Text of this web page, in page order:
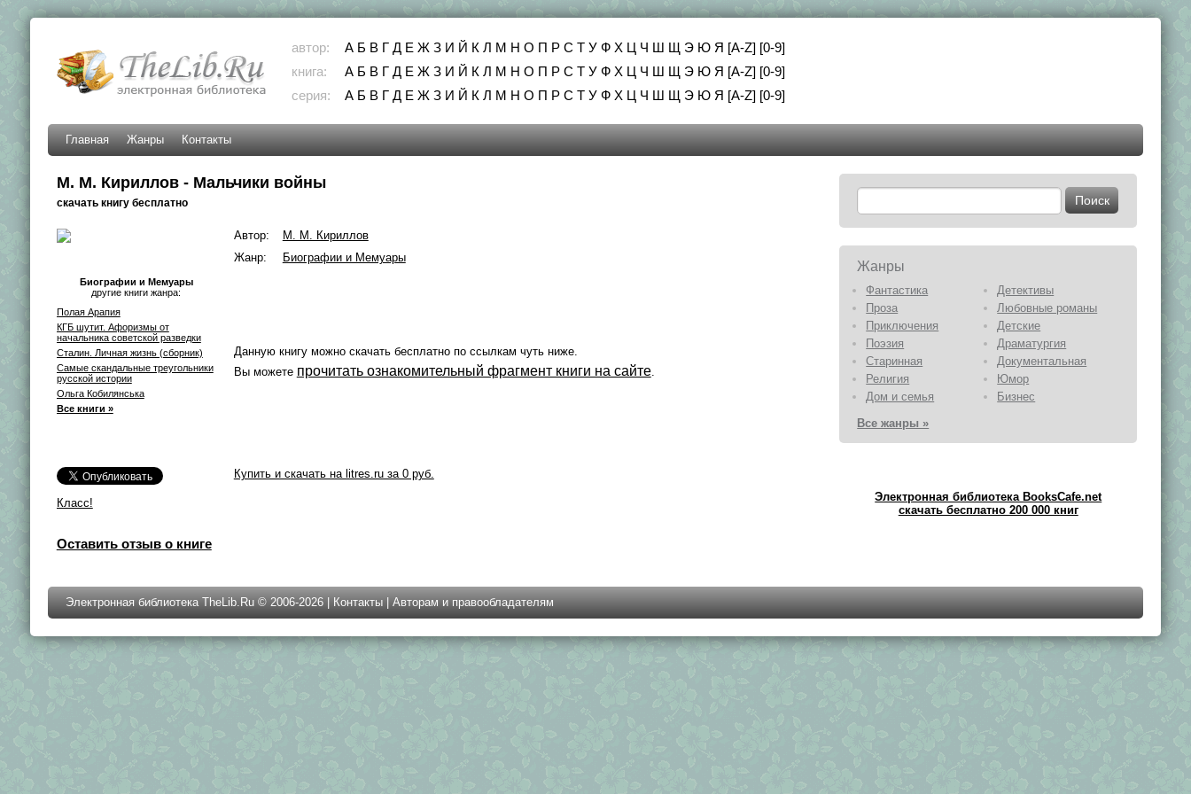
автор: А Б В Г Д Е Ж З И Й К Л М Н О П Р С Т У Ф Х Ц Ч Ш Щ Э Ю Я [A-Z] [0-9]
книга:
А Б В Г Д Е Ж З И Й К Л М Н О П Р С Т У Ф Х Ц Ч Ш Щ Э Ю Я [A-Z] [0-9]
серия:
А Б В Г Д Е Ж З И Й К Л М Н О П Р С Т У Ф Х Ц Ч Ш Щ Э Ю Я [A-Z] [0-9]
Главная Жанры Контакты
М. М. Кириллов - Мальчики войны
скачать книгу бесплатно
Биографии и Мемуары
другие книги жанра:
Полая Арапия
КГБ шутит. Афоризмы от
начальника советской разведки
Сталин. Личная жизнь (сборник)
Самые скандальные треугольники
русской истории
Ольга Кобилянська
Все книги »
Класс!
Автор:
М. М. Кириллов
Жанр:
Биографии и Мемуары
Данную книгу можно скачать бесплатно по ссылкам чуть ниже.
Вы можете прочитать ознакомительный фрагмент книги на сайте.
Купить и скачать на litres.ru за 0 руб.
Оставить отзыв о книге
Жанры
Фантастика
Детективы
Проза
Любовные романы
Приключения
Детские
Поэзия
Драматургия
Старинная
Документальная
Религия
Юмор
Дом и семья
Бизнес
Все жанры »
Электронная библиотека BooksCafe.net
скачать бесплатно 200 000 книг
Электронная библиотека TheLib.Ru © 2006-2026 | Контакты| Авторам и правообладателям